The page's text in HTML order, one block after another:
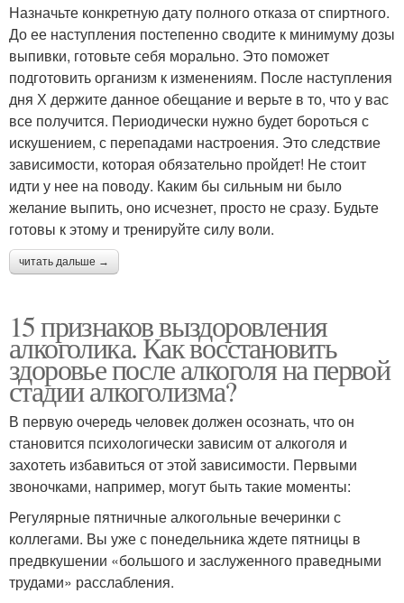
Назначьте конкретную дату полного отказа от спиртного.
До ее наступления постепенно сводите к минимуму дозы
выпивки, готовьте себя морально. Это поможет
подготовить организм к изменениям. После наступления
дня Х держите данное обещание и верьте в то, что у вас
все получится. Периодически нужно будет бороться с
искушением, с перепадами настроения. Это следствие
зависимости, которая обязательно пройдет! Не стоит
идти у нее на поводу. Каким бы сильным ни было
желание выпить, оно исчезнет, просто не сразу. Будьте
готовы к этому и тренируйте силу воли.
читать дальше →
15 признаков выздоровления
алкоголика. Как восстановить
здоровье после алкоголя на первой
стадии алкоголизма?
В первую очередь человек должен осознать, что он
становится психологически зависим от алкоголя и
захотеть избавиться от этой зависимости. Первыми
звоночками, например, могут быть такие моменты:
Регулярные пятничные алкогольные вечеринки с
коллегами. Вы уже с понедельника ждете пятницы в
предвкушении «большого и заслуженного праведными
трудами» расслабления.